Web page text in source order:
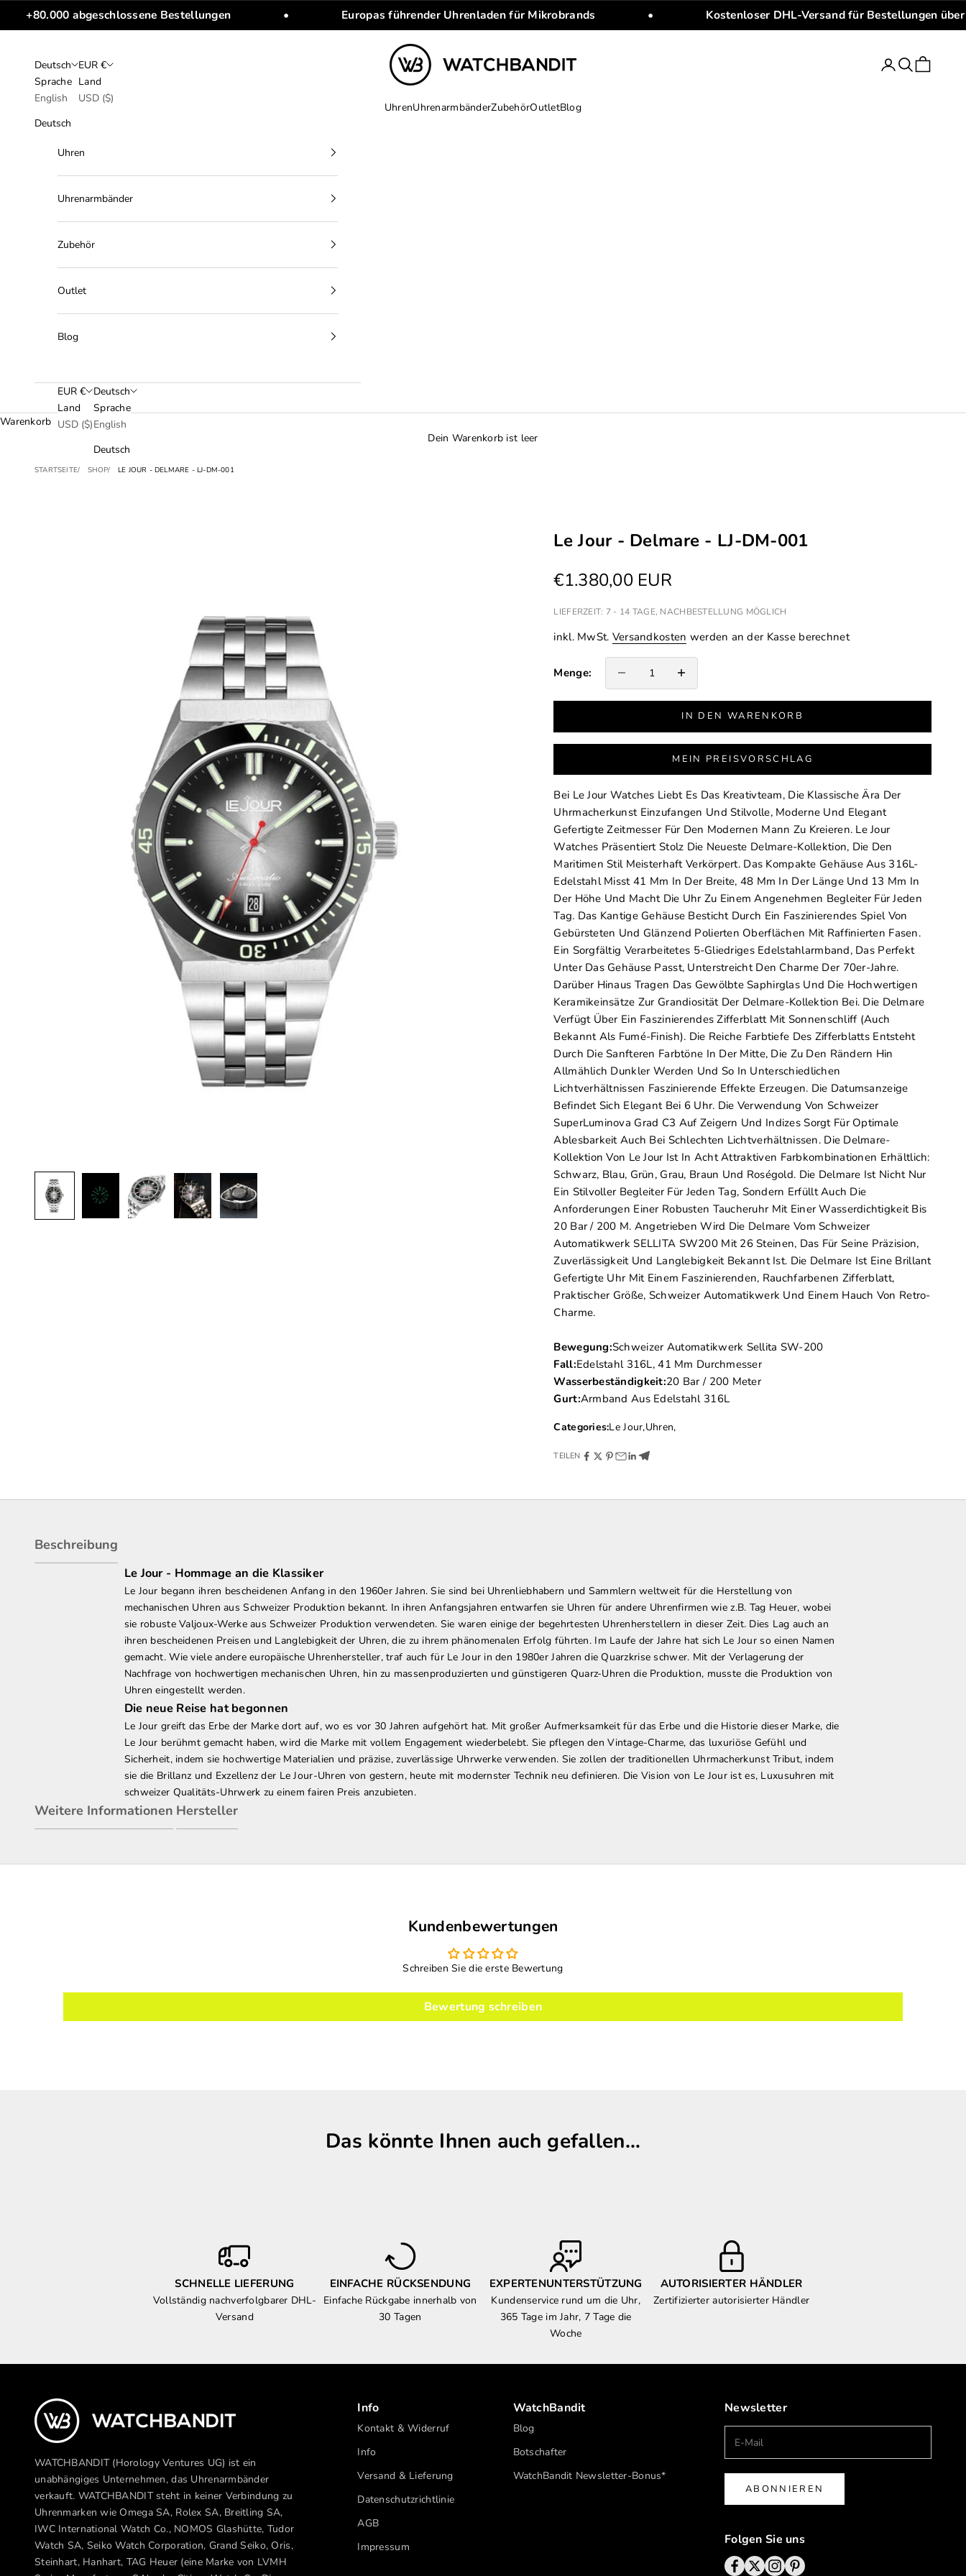
Zum Inhalt springen
+80.000 abgeschlossene Bestellungen • Europas führender Uhrenladen für Mikrobrands • Kostenloser DHL-Versand für Bestellungen
Deutsch
Sprache
English
Deutsch
EUR €
Land
USD ($)
WATCHBANDIT
UhrenUhrenarmbänderZubehörOutletBlog
Anmelden
SuchenWarenkorb
Uhren
Uhrenarmbänder
Zubehör
Outlet
Blog
EUR €
Land
USD ($)
Deutsch
Sprache
English
Deutsch
Warenkorb
Dein Warenkorb ist leer
STARTSEITE SHOP LE JOUR - DELMARE - LJ-DM-001
Le Jour - Delmare - LJ-DM-001
Angebot
€1.380,00 EUR
LIEFERZEIT: 7 - 14 TAGE, NACHBESTELLUNG MÖGLICH
inkl. MwSt. Versandkosten werden an der Kasse berechnet
Menge:
IN DEN WARENKORB
MEIN PREISVORSCHLAG
Bei Le Jour Watches Liebt Es Das Kreativteam, Die Klassische Ära Der
Uhrmacherkunst Einzufangen Und Stilvolle, Moderne Und Elegant
Gefertigte Zeitmesser Für Den Modernen Mann Zu Kreieren. Le Jour
Watches Präsentiert Stolz Die Neueste Delmare-Kollektion, Die Den
Maritimen Stil Meisterhaft Verkörpert. Das Kompakte Gehäuse Aus 316L-
Edelstahl Misst 41 Mm In Der Breite, 48 Mm In Der Länge Und 13 Mm In
Der Höhe Und Macht Die Uhr Zu Einem Angenehmen Begleiter Für Jeden
Tag. Das Kantige Gehäuse Besticht Durch Ein Faszinierendes Spiel Von
Gebürsteten Und Glänzend Polierten Oberflächen Mit Raffinierten Fasen.
Ein Sorgfältig Verarbeitetes 5-Gliedriges Edelstahlarmband, Das Perfekt
Unter Das Gehäuse Passt, Unterstreicht Den Charme Der 70er-Jahre.
Darüber Hinaus Tragen Das Gewölbte Saphirglas Und Die Hochwertigen
Keramikeinsätze Zur Grandiosität Der Delmare-Kollektion Bei. Die Delmare
Verfügt Über Ein Faszinierendes Zifferblatt Mit Sonnenschliff (auch
Bekannt Als Fumé-Finish). Die Reiche Farbtiefe Des Zifferblatts Entsteht
Durch Die Sanfteren Farbtöne In Der Mitte, Die Zu Den Rändern Hin
Allmählich Dunkler Werden Und So In Unterschiedlichen
Lichtverhältnissen Faszinierende Effekte Erzeugen. Die Datumsanzeige
Befindet Sich Elegant Bei 6 Uhr. Die Verwendung Von Schweizer
SuperLuminova Grad C3 Auf Zeigern Und Indizes Sorgt Für Optimale
Ablesbarkeit Auch Bei Schlechten Lichtverhältnissen. Die Delmare-
Kollektion Von Le Jour Ist In Acht Attraktiven Farbkombinationen Erhältlich:
Schwarz, Blau, Grün, Grau, Braun Und Roségold. Die Delmare Ist Nicht Nur
Ein Stilvoller Begleiter Für Jeden Tag, Sondern Erfüllt Auch Die
Anforderungen Einer Robusten Taucheruhr Mit Einer Wasserdichtigkeit Bis
20 Bar / 200 M. Angetrieben Wird Die Delmare Vom Schweizer
Automatikwerk SELLITA SW200 Mit 26 Steinen, Das Für Seine Präzision,
Zuverlässigkeit Und Langlebigkeit Bekannt Ist. Die Delmare Ist Eine Brillant
Gefertigte Uhr Mit Einem Faszinierenden, Rauchfarbenen Zifferblatt,
Praktischer Größe, Schweizer Automatikwerk Und Einem Hauch Von Retro-
Charme.
Bewegung:Schweizer Automatikwerk Sellita SW-200
Fall:Edelstahl 316L, 41 Mm Durchmesser
Wasserbeständigkeit:20 Bar / 200 Meter
Gurt:Armband Aus Edelstahl 316L
Categories:Le Jour,Uhren,
TEILEN
Beschreibung
Le Jour - Hommage an die Klassiker
Le Jour begann ihren bescheidenen Anfang in den 1960er Jahren. Sie sind bei Uhrenliebhabern und Sammlern weltweit für die Herstellung von
mechanischen Uhren aus Schweizer Produktion bekannt. In ihren Anfangsjahren entwarfen sie Uhren für andere Uhrenfirmenwie z.B. Tag Heuer, wobei
sie robuste Valjoux-Werke aus Schweizer Produktion verwendeten. Sie waren einige der begehrtesten Uhrenherstellern in dieser Zeit. Dies Lag auch an
ihren bescheidenen Preisen und Langlebigkeit der Uhren, die zu ihrem phänomenalen Erfolg führten. Im Laufe der Jahre hat sich Le Jour so einen Namen
gemacht. Wie viele andere europäische Uhrenhersteller, traf auch für Le Jour in den 1980er Jahren die Quarzkrise schwer. Mit der Verlagerung der
Nachfrage von hochwertigen mechanischen Uhren, hin zu massenproduzierten und günstigeren Quarz-Uhren die Produktion, musste die Produktion von
Uhren eingestellt werden.
Die neue Reise hat begonnen
Le Jour greift das Erbe der Marke dort auf, wo es vor 30 Jahren aufgehört hat. Mit großer Aufmerksamkeit für das Erbe und die Historie dieser Marke, die
Le Jour berühmt gemacht haben, wird die Marke mit vollem Engagement wiederbelebt. Sie pflegen den Vintage-Charme, das luxuriöse Gefühl und
Sicherheit, indem sie hochwertige Materialien und präzise, zuverlässige Uhrwerke verwenden. Sie zollen der traditionellen Uhrmacherkunst Tribut, indem
sie die Brillanz und Exzellenz der Le Jour-Uhren von gestern, heute mit modernster Technik neu definieren. Die Vision von Le Jour ist es, Luxusuhren mit
schweizer Qualitäts-Uhrwerk zu einem fairen Preis anzubieten.
Weitere Informationen Hersteller
Kundenbewertungen
Schreiben Sie die erste Bewertung
Bewertung schreiben
Das könnte Ihnen auch gefallen…
SCHNELLE LIEFERUNG
Vollständig nachverfolgbarer DHL-
Versand
EINFACHE RÜCKSENDUNG
Einfache Rückgabe innerhalb von
30 Tagen
EXPERTENUNTERSTÜTZUNG
Kundenservice rund um die Uhr,
365 Tage im Jahr, 7 Tage die
Woche
AUTORISIERTER HÄNDLER
Zertifizierter autorisierter Händler
WATCHBANDIT (Horology Ventures UG) ist ein
unabhängiges Unternehmen, das Uhrenarmbänder
verkauft. WATCHBANDIT steht in keiner Verbindung zu
Uhrenmarken wie Omega SA, Rolex SA, Breitling SA,
IWC International Watch Co., NOMOS Glashütte, Tudor
Watch SA, Seiko Watch Corporation, Grand Seiko, Oris,
Steinhart, Hanhart, TAG Heuer (eine Marke von LVMH
Info
Kontakt & Widerruf
Info
Versand & Lieferung
Datenschutzrichtlinie
AGB
Impressum
WatchBandit
Blog
Botschafter
WatchBandit Newsletter-Bonus*
Newsletter
ABONNIEREN
Folgen Sie uns